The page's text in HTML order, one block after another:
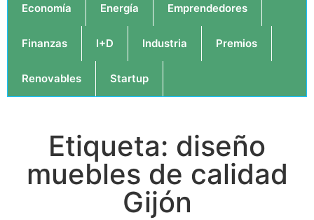
Economía Energía Emprendedores
Finanzas I+D Industria Premios
Renovables Startup
Etiqueta: diseño
muebles de calidad
Gijón